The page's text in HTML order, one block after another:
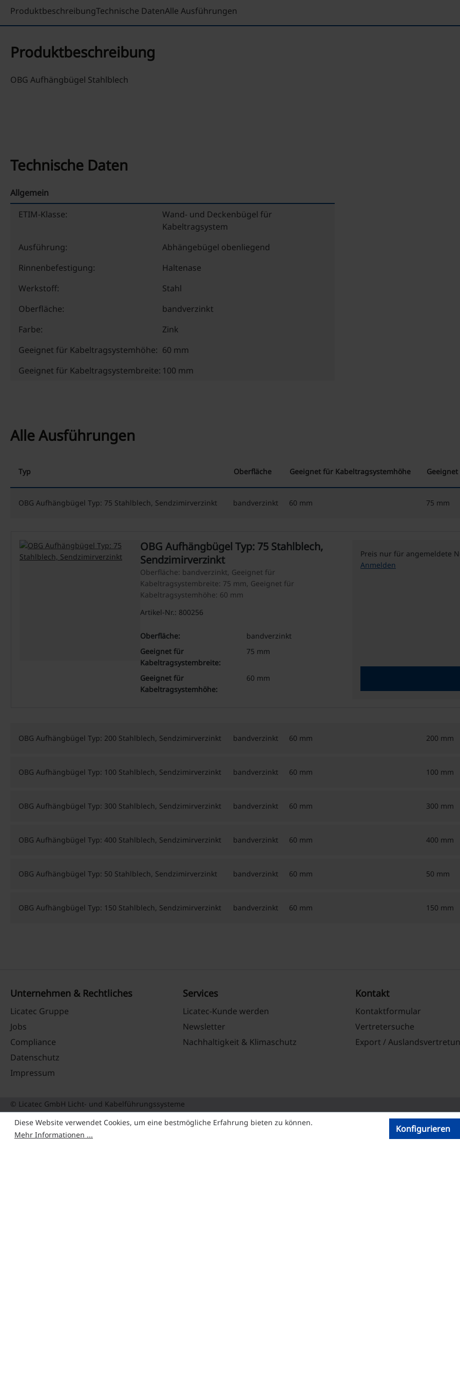
ProduktbeschreibungTechnische DatenAlle Ausführungen
Produktbeschreibung
OBG Aufhängbügel Stahlblech
Technische Daten
Allgemein
ETIM-Klasse:
Wand- und Deckenbügel für
Kabeltragsystem
Ausführung:
Abhängebügel obenliegend
Rinnenbefestigung:
Haltenase
Werkstoff:
Stahl
Oberfläche:
bandverzinkt
Farbe:
Zink
Geeignet für Kabeltragsystemhöhe: 60 mm
Geeignet für Kabeltragsystembreite: 100 mm
Alle Ausführungen
Typ Oberfläche Geeignet für Kabeltragsystemhöhe
OBG Aufhängbügel Typ: 75 Stahlblech, Sendzimirverzinkt bandverzinkt 60 mm 75 mm
OBG Aufhängbügel Typ: 75 Stahlblech,
Sendzimirverzinkt
Oberfläche: bandverzinkt, Geeignet für
Kabeltragsystembreite: 75 mm, Geeignet für
Kabeltragsystemhöhe: 60 mm
Artikel-Nr.: 800256
Oberfläche:
bandverzinkt
Geeignet für
Kabeltragsystembreite:
75 mm
Geeignet für
Kabeltragsystemhöhe:
60 mm
Preis nur für angemeldete
Anmelden
OBG Aufhängbügel Typ: 200 Stahlblech, Sendzimirverzinkt bandverzinkt 60 mm 200 mm
OBG Aufhängbügel Typ: 100 Stahlblech, Sendzimirverzinkt bandverzinkt 60 mm 100 mm
OBG Aufhängbügel Typ: 300 Stahlblech, Sendzimirverzinkt bandverzinkt 60 mm 300 mm
OBG Aufhängbügel Typ: 400 Stahlblech, Sendzimirverzinkt bandverzinkt 60 mm 400 mm
OBG Aufhängbügel Typ: 50 Stahlblech, Sendzimirverzinkt bandverzinkt 60 mm 50 mm
OBG Aufhängbügel Typ: 150 Stahlblech, Sendzimirverzinkt bandverzinkt 60 mm 150 mm
Unternehmen & Rechtliches
Licatec Gruppe
Jobs
Compliance
Datenschutz
Impressum
Services
Licatec-Kunde werden
Newsletter
Nachhaltigkeit & Klimaschutz
Kontakt
Kontaktformular
Vertretersuche
Export /
© Licatec GmbH Licht- und Kabelführungssysteme
Diese Website verwendet Cookies, um eine bestmögliche Erfahrung bieten zu können.
Mehr Informationen ...
Konfigurieren